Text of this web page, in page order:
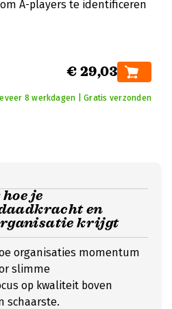
A-players te identificeren
€ 29,03
8 werkdagen | Gratis verzonden
je
en
krijgt
organisaties momentum
slimme
op kwaliteit boven
schaarste.